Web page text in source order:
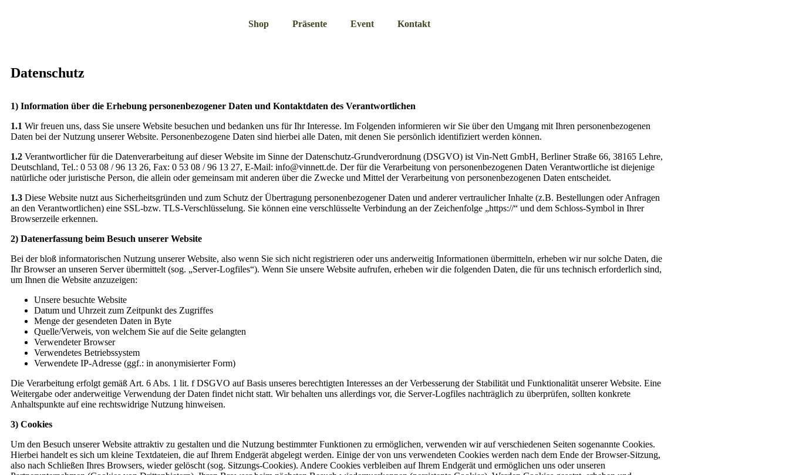
Shop Präsente Event Kontakt
Datenschutz
1) Information über die Erhebung personenbezogener Daten und Kontaktdaten des Verantwortlichen
1.1 Wir freuen uns, dass Sie unsere Website besuchen und bedanken uns für Ihr Interesse. Im Folgenden informieren wir Sie über den Umgang mit Ihren personenbezogenen
Daten bei der Nutzung unserer Website. Personenbezogene Daten sind hierbei alle Daten, mit denen Sie persönlich identifiziert werden können.
1.2 Verantwortlicher für die Datenverarbeitung auf dieser Website im Sinne der Datenschutz-Grundverordnung (DSGVO) ist Vin-Nett GmbH, Berliner Straße 66, 38165 Lehre,
Deutschland, Tel.: 0 53 08 / 96 13 26, Fax: 0 53 08 / 96 13 27, E-Mail: info@vinnett.de. Der für die Verarbeitung von personenbezogenen Daten Verantwortliche ist diejenige
natürliche oder juristische Person, die allein oder gemeinsam mit anderen über die Zwecke und Mittel der Verarbeitung von personenbezogenen Daten entscheidet.
1.3 Diese Website nutzt aus Sicherheitsgründen und zum Schutz der Übertragung personenbezogener Daten und anderer vertraulicher Inhalte (z.B. Bestellungen oder Anfragen
an den Verantwortlichen) eine SSL-bzw. TLS-Verschlüsselung. Sie können eine verschlüsselte Verbindung an der Zeichenfolge „https://“ und dem Schloss-Symbol in Ihrer
Browserzeile erkennen.
2) Datenerfassung beim Besuch unserer Website
Bei der bloß informatorischen Nutzung unserer Website, also wenn Sie sich nicht registrieren oder uns anderweitig Informationen übermitteln, erheben wir nur solche Daten, die
Ihr Browser an unseren Server übermittelt (sog. „Server-Logfiles“). Wenn Sie unsere Website aufrufen, erheben wir die folgenden Daten, die für uns technisch erforderlich sind,
um Ihnen die Website anzuzeigen:
Unsere besuchte Website
Datum und Uhrzeit zum Zeitpunkt des Zugriffes
Menge der gesendeten Daten in Byte
Quelle/Verweis, von welchem Sie auf die Seite gelangten
Verwendeter Browser
Verwendetes Betriebssystem
Verwendete IP-Adresse (ggf.: in anonymisierter Form)
Die Verarbeitung erfolgt gemäß Art. 6 Abs. 1 lit. f DSGVO auf Basis unseres berechtigten Interesses an der Verbesserung der Stabilität und Funktionalität unserer Website. Eine
Weitergabe oder anderweitige Verwendung der Daten findet nicht statt. Wir behalten uns allerdings vor, die Server-Logfiles nachträglich zu überprüfen, sollten konkrete
Anhaltspunkte auf eine rechtswidrige Nutzung hinweisen.
3) Cookies
Um den Besuch unserer Website attraktiv zu gestalten und die Nutzung bestimmter Funktionen zu ermöglichen, verwenden wir auf verschiedenen Seiten sogenannte Cookies.
Hierbei handelt es sich um kleine Textdateien, die auf Ihrem Endgerät abgelegt werden. Einige der von uns verwendeten Cookies werden nach dem Ende der Browser-Sitzung,
also nach Schließen Ihres Browsers, wieder gelöscht (sog. Sitzungs-Cookies). Andere Cookies verbleiben auf Ihrem Endgerät und ermöglichen uns oder unseren